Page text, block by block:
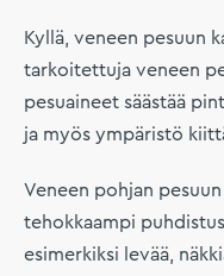
Kyllä, veneen pesuun
tarkoitettuja veneen
pesuaineet säästää
ja myös ympäristö
Veneen pohjan
tehokkaampi
esimerkiksi levää,